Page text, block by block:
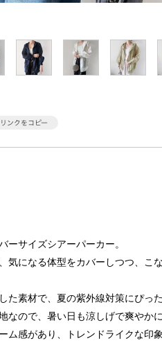
ーサイズシアーパーカー。
気になる体型をカバーしつつ、こ
た素材で、夏の紫外線対策にぴった
なので、暑い日も涼しげで爽やかに
ム感があり、トレンドライクな印象